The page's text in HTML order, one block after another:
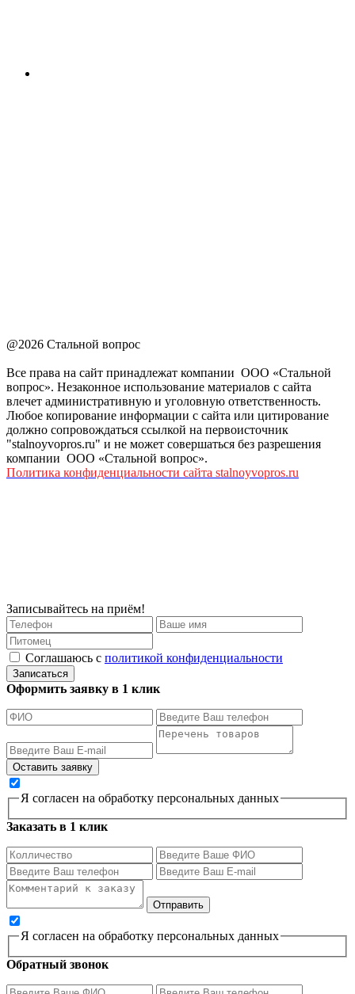
@2026 Стальной вопрос
Все права на сайт принадлежат компании ООО «Стальной
вопрос». Незаконное использование материалов с сайта
влечет административную и уголовную ответственность.
Любое копирование информации с сайта или цитирование
должно сопровождаться ссылкой на первоисточник
"stalnoyvopros.ru" и не может совершаться без разрешения
компании ООО «Стальной вопрос».
Политика конфиденциальности сайта stalnoyvopros.ru
Записывайтесь на приём!
Соглашаюсь с политикой конфиденциальности
Записаться
Оформить заявку в 1 клик
Я согласен на обработку персональных данных
Заказать в 1 клик
Я согласен на обработку персональных данных
Обратный звонок